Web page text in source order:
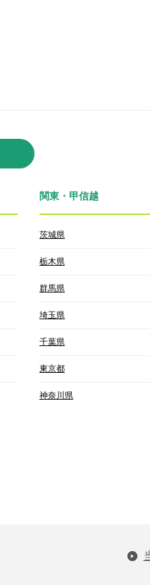
関東・甲信越
茨城県
栃木県
群馬県
埼玉県
千葉県
東京都
神奈川県